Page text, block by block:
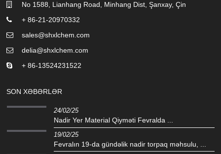
No 1588, Lianhang Road, Minhang Dist, Şanxay, Çin
+ 86-21-20970332
sales@shxlchem.com
delia@shxlchem.com
+ 86-13524231522
SON XƏBƏRLƏR
24/02/25
Nadir Yer Material Qiyməti Fevralda ...
19/02/25
Fevralın 19-da gündəlik nadir torpaq məhsulu, ...